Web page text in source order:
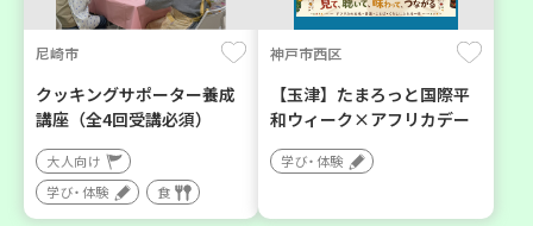
尼崎市
クッキングサポーター養成
講座（全4回受講必須）
大人向け
学び・体験
食
神戸市西区
【玉津】たまろっと国際平
和ウィーク×アフリカデー
学び・体験